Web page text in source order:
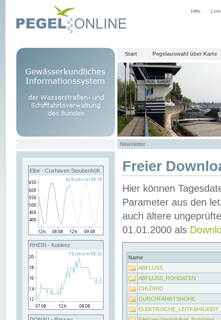
Hilfe
Start Pegelauswahl über Karte
Newsletter
Elbe - Cuxhaven Steubenhöft
RHEIN - Koblenz
Freier
Hier können
Parameter aus den
auch ältere
01.01.2000 als
Name
ABFLUSS
ABFLUSS_ROHDATEN
CHLORID
DURCHFAHRTSHÖHE